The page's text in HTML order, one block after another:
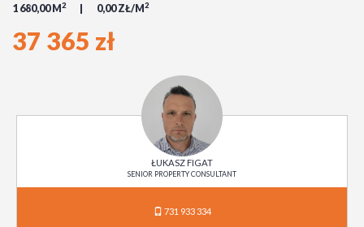
1 680,00 M 2 0,00 ZŁ/M 2
37 365 zł
ŁUKASZ FIGAT
SENIOR PROPERTY CONSULTANT
731 933 334